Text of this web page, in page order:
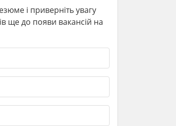
і приверніть увагу
ще до появи вакансій на